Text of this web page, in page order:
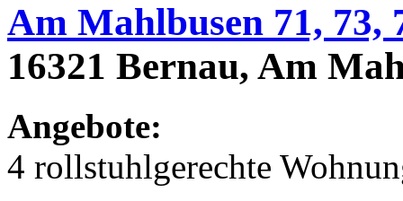
Am Mahlbusen 71, 73,
16321 Bernau, Am
Angebote:
4 rollstuhlgerechte